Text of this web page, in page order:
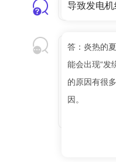
导致发电
答：炎热的
能会出现“发
的原因有很
因。